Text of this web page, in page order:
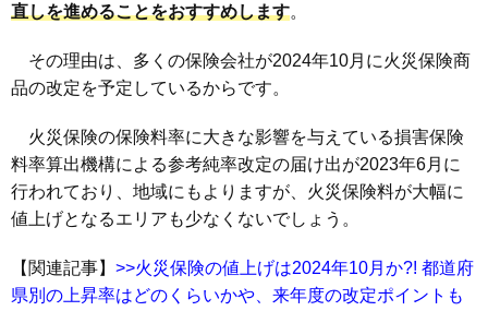
直しを進めることをおすすめします。
その理由は、多くの保険会社が2024年10月に火災保険商
品の改定を予定しているからです。
火災保険の保険料率に大きな影響を与えている損害保険
料率算出機構による参考純率改定の届け出が2023年6月に
行われており、地域にもよりますが、火災保険料が大幅に
値上げとなるエリアも少なくないでしょう。
【関連記事】 >>火災保険の値上げは2024年10月か?! 都道府
県別の上昇率はどのくらいかや、来年度の改定ポイントも